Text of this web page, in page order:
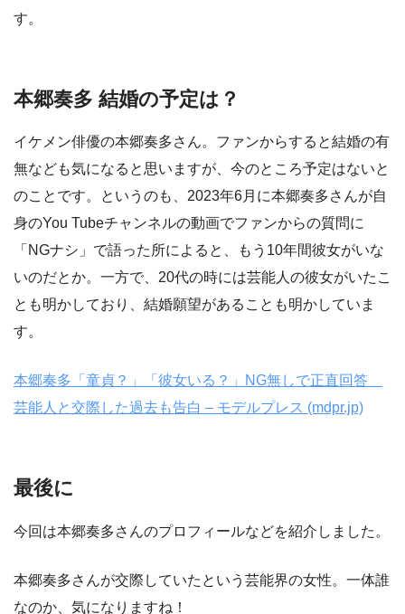
す。
本郷奏多 結婚の予定は？
イケメン俳優の本郷奏多さん。ファンからすると結婚の有
無なども気になると思いますが、今のところ予定はないと
のことです。というのも、2023年6月に本郷奏多さんが自
身のYou Tubeチャンネルの動画でファンからの質問に
「NGナシ」で語った所によると、もう10年間彼女がいな
いのだとか。一方で、20代の時には芸能人の彼女がいたこ
とも明かしており、結婚願望があることも明かしていま
す。
本郷奏多「童貞？」「彼女いる？」NG無しで正直回答
芸能人と交際した過去も告白 – モデルプレス (mdpr.jp)
最後に
今回は本郷奏多さんのプロフィールなどを紹介しました。
本郷奏多さんが交際していたという芸能界の女性。一体誰
なのか、気になりますね！